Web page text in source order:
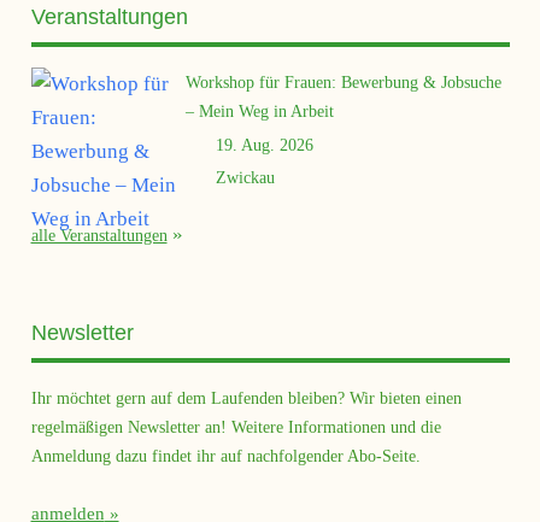
Veranstaltungen
Workshop für Frauen: Bewerbung & Jobsuche
– Mein Weg in Arbeit
19. Aug. 2026
Zwickau
alle Veranstaltungen
Newsletter
Ihr möchtet gern auf dem Laufenden bleiben? Wir bieten einen
regelmäßigen Newsletter an! Weitere Informationen und die
Anmeldung dazu findet ihr auf nachfolgender Abo-Seite.
anmelden